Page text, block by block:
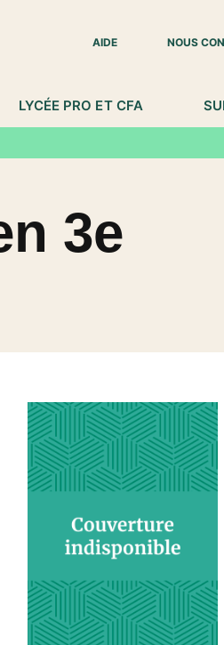
AIDE
NOUS
LYCÉE PRO ET CFA
3e